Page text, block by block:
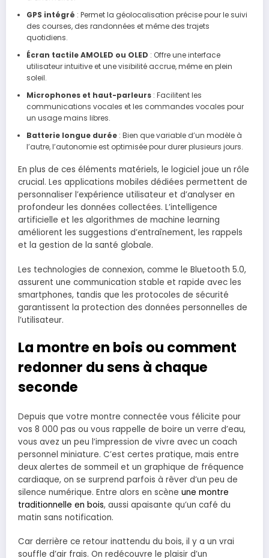
GPS intégré : Permet la géolocalisation précise pour le suivi
des courses, des randonnées et même des trajets
quotidiens.
Écran tactile AMOLED ou OLED : Offre une interface
utilisateur intuitive et une visibilité accrue, même en plein
soleil.
Microphones et haut-parleurs: Facilitent les
communications vocales et les commandes vocales pour
un usage mains libres.
Batterie longue durée: Bien que variable d’un modèle à
l’autre, l’autonomie est optimisée pour durer plusieurs jours.
En plus de ces éléments matériels, le logiciel joue un rôle
crucial. Les applications mobiles dédiées permettent de
personnaliser l’expérience utilisateur et d’analyser en
profondeur les données collectées. L’intelligence
artificielle et les algorithmes de machine learning
améliorent les suggestions d’entraînement, les rappels
et la gestion de la santé globale.
Les technologies de connexion, comme le Bluetooth 5.0,
assurent une communication stable et rapide avec les
smartphones, tandis que les protocoles de sécurité
garantissent la protection des données personnelles de
l’utilisateur.
La montre en bois ou comment
redonner du sens à chaque
seconde
Depuis que votre montre connectée vous félicite pour
vos 8 000 pas ou vous rappelle de boire un verre d’eau,
vous avez un peu l’impression de vivre avec un coach
personnel miniature. C’est certes pratique, mais entre
deux alertes de sommeil et un graphique de fréquence
cardiaque, on se surprend parfois à rêver d’un peu de
silence numérique. Entre alors en scène une montre
traditionnelle en bois, aussi apaisante qu’un café du
matin sans notification.
Car derrière ce retour inattendu du bois, il y a un vrai
souffle d’air frais. On redécouvre le plaisir d’un